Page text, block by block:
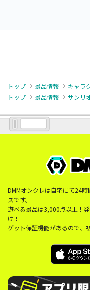
トップ 景品情報 キャラ
トップ
景品情報 サンリ
DMMオンクレは自宅にて24
スです。
遊べる景品は3,000点以上！
け！
ゲット保証機能があるので、